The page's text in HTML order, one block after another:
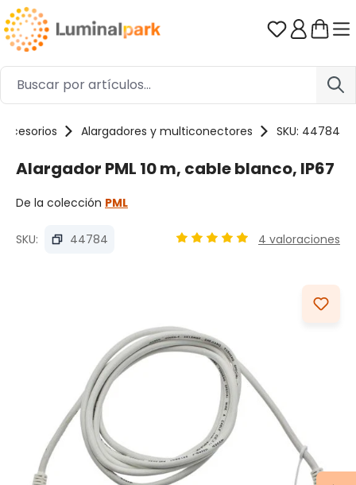
Saltar al contenido principal Tienes 0
Alargadores y multiconectores SKU: 44784
Alargador PML 10 m, cable blanco, IP67
De la colección PML
SKU: 44784 4 valoraciones